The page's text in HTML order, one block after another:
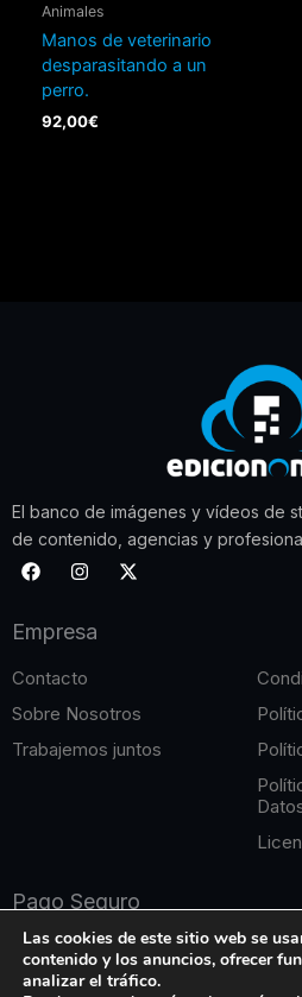
Animales
Manos de veterinario
desparasitando a un
perro.
92,00€
El banco de imágenes y vídeos de
de contenido, agencias y
F
a
b
o
I
n
a
r
m
X
-
r
Empresa
Contacto
Sobre Nosotros
Trabajemos juntos
Pago Seguro
Las cookies de este sitio web se
contenido y los anuncios, ofrecer
analizar el tráfico.